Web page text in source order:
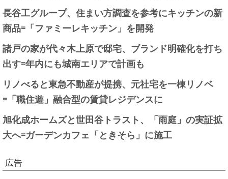
長谷工グループ、住まい方調査を参考にキッチンの新
商品=「ファミーレキッチン」を開発
諸戸の家が代々木上原で邸宅、ブランド明確化を打ち
出す=年内にも城南エリアで計画も
リノべると東急不動産が提携、元社宅を一棟リノベ
=「職住遊」融合型の賃貸レジデンスに
旭化成ホームズと世田谷トラスト、「雨庭」の実証拡
大へ=ガーデンカフェ「ときそら」に施工
広告